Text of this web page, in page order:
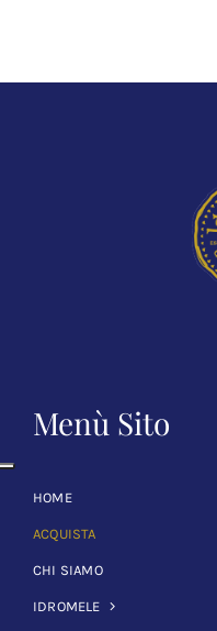
Menù Sito
HOME
ACQUISTA
CHI SIAMO
IDROMELE